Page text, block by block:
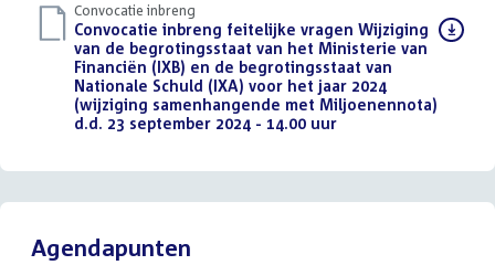
Convocatie inbreng
Download
bestand:
Convocatie inbreng feitelijke vragen Wijziging
van de begrotingsstaat van het Ministerie van
Financiën (IXB) en de begrotingsstaat van
Nationale Schuld (IXA) voor het jaar 2024
(wijziging samenhangende met Miljoenennota)
d.d. 23 september 2024 - 14.00 uur(PDF)
Agendapunten